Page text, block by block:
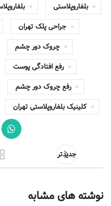
بلفاروپلاستی
جراحی پلک تهران
چروک دور چشم
رفع افتادگی پوست
رفع چروک دور چشم
کلینیک بلفاروپلاستی تهران
جدیدتر
نوشته های مشابه